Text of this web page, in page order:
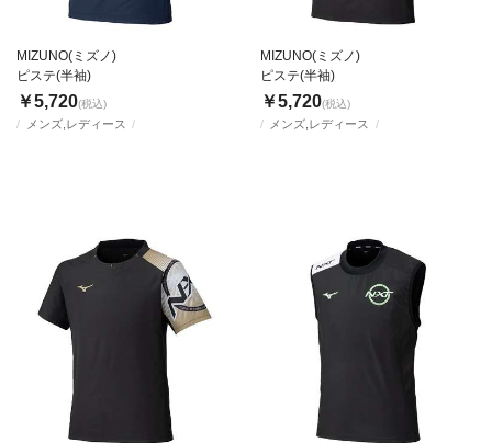
メンズ,レディース
MIZUNO(ミズノ)
ピステ(半袖)
￥5,720(税込)
メンズ,レディース
MIZUNO(ミズノ)
ピステ(半袖)
￥5,720(税込)